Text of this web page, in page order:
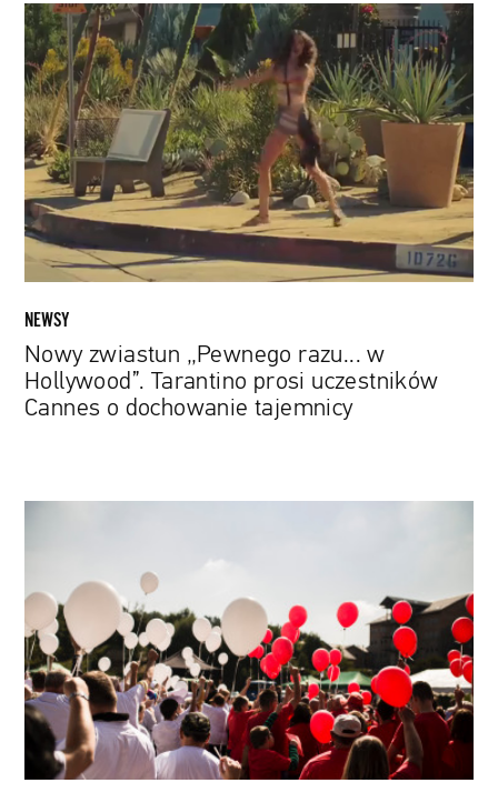
Nowy
zwiastun
„Pewnego
razu...
w
Hollywood”.
Tarantino
prosi
uczestników
Cannes
o
dochowanie
NEWSY
Nowy zwiastun „Pewnego razu... w
Hollywood”. Tarantino prosi uczestników
Cannes o dochowanie tajemnicy
powszechny.
Inicjatywy
obywatelskie
zachęcają
do
przemyślanego
głosu